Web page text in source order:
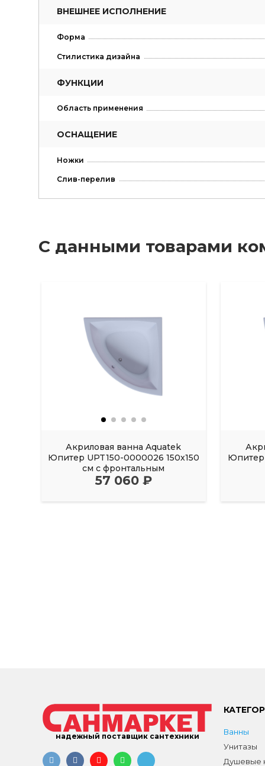
ВНЕШНЕЕ ИСПОЛНЕНИЕ
Форма
Стилистика дизайна
ФУНКЦИИ
Область применения
ОСНАЩЕНИЕ
Ножки
Слив-перелив
С данными товарами
Акриловая ванна Aquatek
Юпитер UPT150-0000026 150х150
см с фронтальным
57 060 ₽
Юпитер
надежный поставщик сантехники
Ванны
Унитазы
Душевые